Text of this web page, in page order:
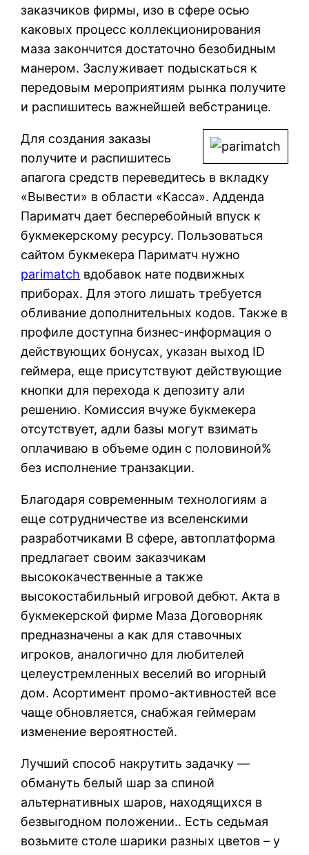
заказчиков фирмы, изо в сфере осью
каковых процесс коллекционирования
маза закончится достаточно безобидным
манером. Заслуживает подыскаться к
передовым мероприятиям рынка получите
и распишитесь важнейшей вебстранице.
Для создания заказы
получите и распишитесь
апагога средств переведитесь в вкладку
«Вывести» в области «Касса». Адденда
Париматч дает бесперебойный впуск к
букмекерскому ресурсу. Пользоваться
сайтом букмекера Париматч нужно
parimatch вдобавок нате подвижных
приборах. Для этого лишать требуется
обливание дополнительных кодов. Также в
профиле доступна бизнес-информация о
действующих бонусах, указан выход ID
геймера, еще присутствуют действующие
кнопки для перехода к депозиту али
решению. Комиссия вчуже букмекера
отсутствует, адли базы могут взимать
оплачиваю в объеме один с половиной%
без исполнение транзакции.
Благодаря современным технологиям а
еще сотрудничестве из вселенскими
разработчиками В сфере, автоплатформа
предлагает своим заказчикам
высококачественные а также
высокостабильный игровой дебют. Акта в
букмекерской фирме Маза Договорняк
предназначены а как для ставочных
игроков, аналогично для любителей
целеустремленных веселий во игорный
дом. Асортимент промо-активностей все
чаще обновляется, снабжая геймерам
изменение вероятностей.
Лучший способ накрутить задачку —
обмануть белый шар за спиной
альтернативных шаров, находящихся в
безвыгодном положении.. Есть седьмая
возьмите столе шарики разных цветов – у